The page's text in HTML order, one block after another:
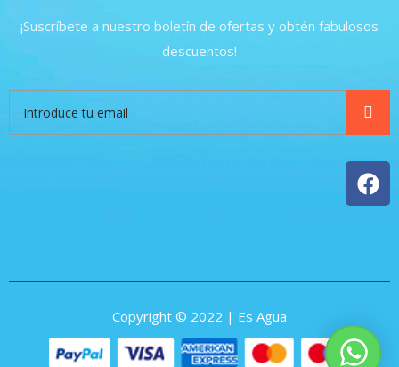
¡Suscríbete a nuestro boletín de ofertas y obtén fabulosos
descuentos!
Copyright © 2022 | Es Agua